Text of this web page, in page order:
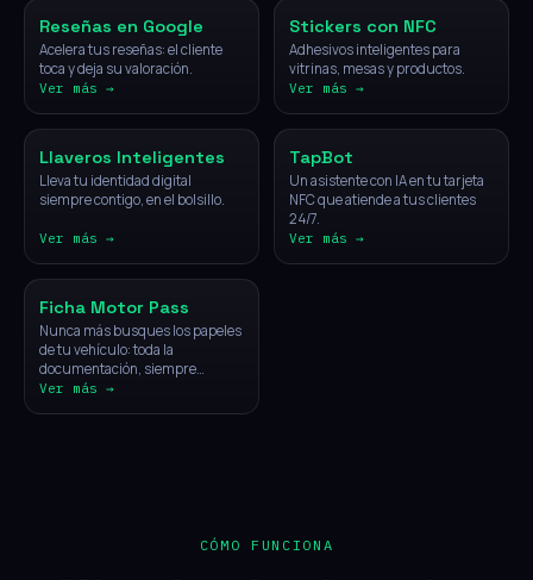
Reseñas en Google
Acelera tus reseñas: el cliente
toca y deja su valoración.
Ver más →
Stickers con NFC
Adhesivos inteligentes para
vitrinas, mesas y productos.
Ver más →
NFC
Llaveros Inteligentes
Lleva tu identidad digital
siempre contigo, en el bolsillo.
Ver más →
IA
TapBot
Un asistente con IA en tu tarjeta
NFC que atiende a tus clientes
24/7.
Ver más →
Vehículos
Ficha Motor Pass
Nunca más busques los papeles
de tu vehículo: toda la
documentación, siempre
disponible con un solo toque.
Ver más →
CÓMO FUNCIONA